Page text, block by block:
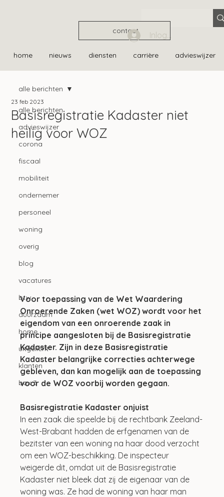
contact
home nieuws diensten carrière advieswijzer
Inloggen
alle berichten
advieswijzer
corona
fiscaal
mobiliteit
ondernemer
personeel
woning
overig
blog
vacatures
btw
duurzaam
home
uitgelicht
klanten
box 3
alle berichten
Basisregistratie Kadaster niet
heilig voor WOZ
23 feb 2023
Voor toepassing van de Wet Waardering
Onroerende Zaken (wet WOZ) wordt voor het
eigendom van een onroerende zaak in
principe aangesloten bij de Basisregistratie
Kadaster. Zijn in deze Basisregistratie
Kadaster belangrijke correcties achterwege
gebleven, dan kan mogelijk aan de toepassing
voor de WOZ voorbij worden gegaan.
Basisregistratie Kadaster onjuist
In een zaak die speelde bij de rechtbank Zeeland-
West-Brabant hadden de erfgenamen van de
bezitster van een woning na haar dood verzocht
om een WOZ-beschikking. De inspecteur
weigerde dit, omdat uit de Basisregistratie
Kadaster niet bleek dat zij de eigenaar van de
woning was. Ze had de woning van haar man